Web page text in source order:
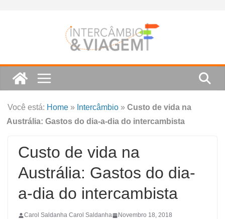
Você está: Home » Intercâmbio »Custo de vida na
Austrália: Gastos do dia-a-dia do intercambista
Custo de vida na
Austrália: Gastos do dia-
a-dia do intercambista
Carol Saldanha Carol Saldanha
Novembro 18, 2018